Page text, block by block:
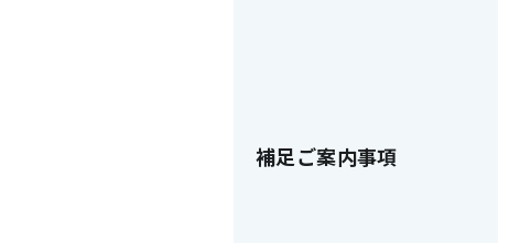
補足ご案内事項